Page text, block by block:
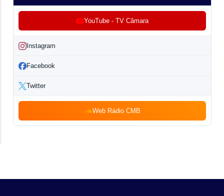
YouTube - TV Câmara
Instagram
Facebook
Twitter
Web Rádio CMB